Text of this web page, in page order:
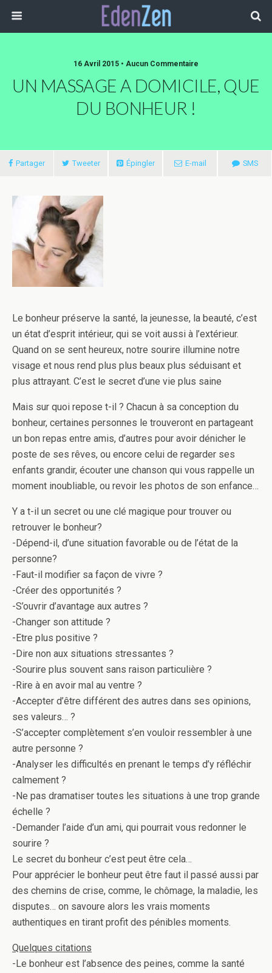
16 Avril 2015 • Aucun Commentaire
UN MASSAGE A DOMICILE, QUE
DU BONHEUR !
Partager Tweeter Épingler E-mail SMS
Le bonheur préserve la santé, la jeunesse, la beauté, c’est
un état d’esprit intérieur, qui se voit aussi à l’extérieur.
Quand on se sent heureux, notre sourire illumine notre
visage et nous rend plus plus beaux plus séduisant et
plus attrayant. C’est le secret d’une vie plus saine
Mais sur quoi repose t-il ? Chacun à sa conception du
bonheur, certaines personnes le trouveront en partageant
un bon repas entre amis, d’autres pour avoir dénicher le
poste de ses rêves, ou encore celui de regarder ses
enfants grandir, écouter une chanson qui vous rappelle un
moment inoubliable, ou revoir les photos de son enfance…
Y a t-il un secret ou une clé magique pour trouver ou
retrouver le bonheur?
-Dépend-il, d’une situation favorable ou de l’état de la
personne?
-Faut-il modifier sa façon de vivre ?
-Créer des opportunités ?
-S’ouvrir d’avantage aux autres ?
-Changer son attitude ?
-Etre plus positive ?
-Dire non aux situations stressantes ?
-Sourire plus souvent sans raison particulière ?
-Rire à en avoir mal au ventre ?
-Accepter d’être différent des autres dans ses opinions,
ses valeurs… ?
-S’accepter complètement s’en vouloir ressembler à une
autre personne ?
-Analyser les difficultés en prenant le temps d’y réfléchir
calmement ?
-Ne pas dramatiser toutes les situations à une trop grande
échelle ?
-Demander l’aide d’un ami, qui pourrait vous redonner le
sourire ?
Le secret du bonheur c’est peut être cela…
Pour apprécier le bonheur peut être faut il passé aussi par
des chemins de crise, comme, le chômage, la maladie, les
disputes… on savoure alors les vrais moments
authentiques en tirant profit des pénibles moments.
Quelques citations
-Le bonheur est l’absence des peines, comme la santé